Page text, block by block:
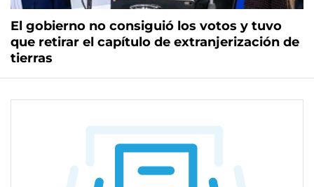
El gobierno no consiguió los votos y tuvo
que retirar el capítulo de extranjerización de
tierras